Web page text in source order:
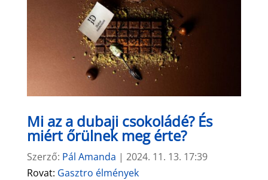
Mi az a dubaji csokoládé? És
miért őrülnek meg érte?
Szerző: Pál Amanda | 2024. 11. 13. 17:39
Rovat: Gasztro élmények